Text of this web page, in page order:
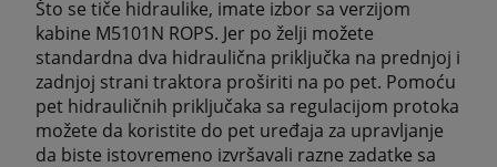
Što se tiče hidraulike, imate izbor sa verzijom
kabine M5101N ROPS. Jer po želji možete
standardna dva hidraulična priključka na prednjoj i
zadnjoj strani traktora proširiti na po pet. Pomoću
pet hidrauličnih priključaka sa regulacijom protoka
možete da koristite do pet uređaja za upravljanje
da biste istovremeno izvršavali razne zadatke sa